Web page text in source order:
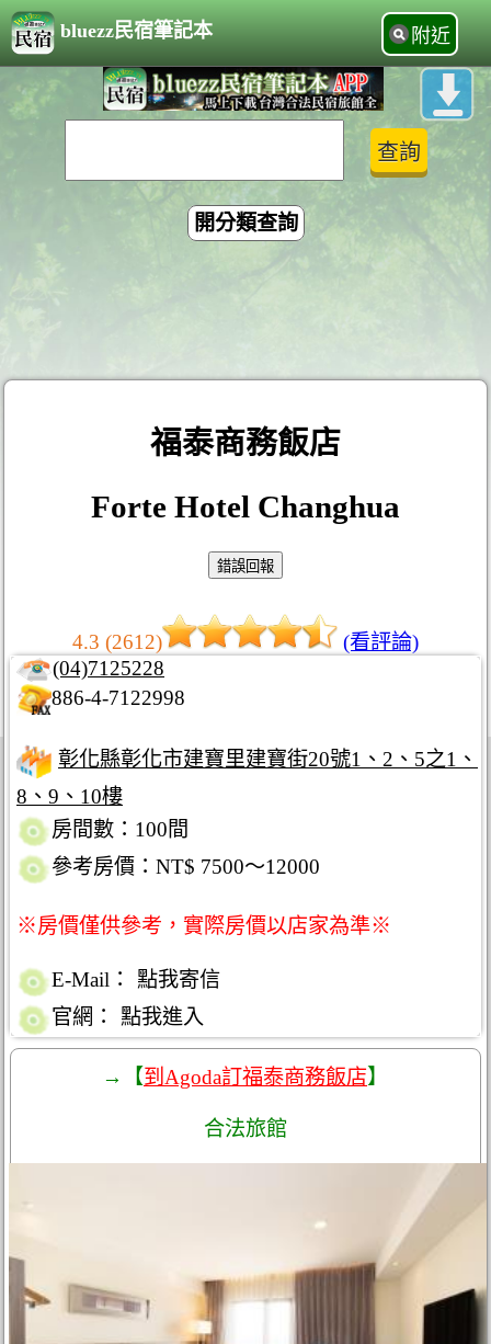
bluezz民宿筆記本 附近
開分類查詢
福泰商務飯店
Forte Hotel Changhua
4.3 (2612)
(看評論)
(04)7125228
886-4-7122998
彰化縣彰化市建寶里建寶街20號1、2、5之1、
8、9、10樓
房間數：100間
參考房價：NT$ 7500～12000
※房價僅供參考，實際房價以店家為準※
E-Mail：
點我寄信
官網：
點我進入
→【到Agoda訂福泰商務飯店】
合法旅館